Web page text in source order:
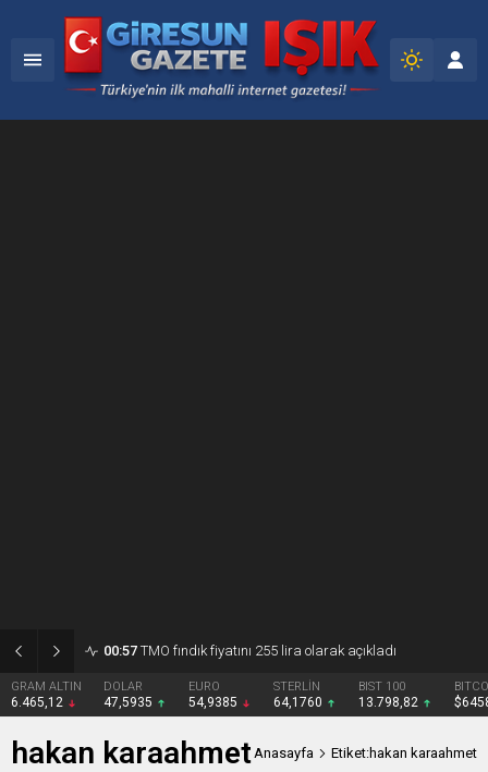
00:56 Karan: Fındık fiyatı üretici için yıkımdır
DOLAR
47,5935
EURO
54,9385
STERLİN
64,1760
BIST 100
13.798,82
BITCOIN
$64582
hakan karaahmetAnasayfa Etiket:hakan karaahmet